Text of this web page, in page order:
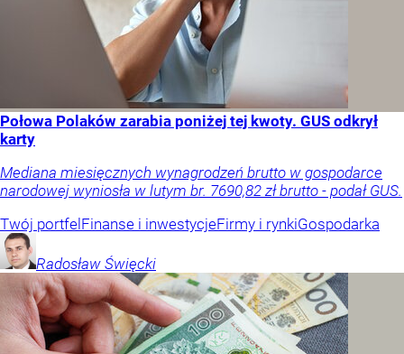
Połowa Polaków zarabia poniżej tej kwoty. GUS odkrył
karty
Mediana miesięcznych wynagrodzeń brutto w gospodarce
narodowej wyniosła w lutym br. 7690,82 zł brutto - podał GUS.
Twój portfel Finanse i inwestycjeFirmy i rynkiGospodarka
Radosław Święcki